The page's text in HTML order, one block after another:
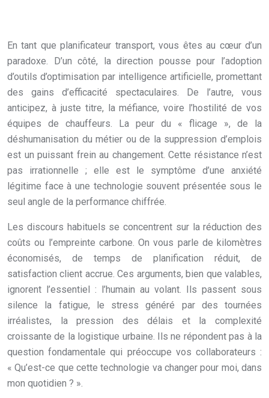
En tant que planificateur transport, vous êtes au cœur d’un
paradoxe. D’un côté, la direction pousse pour l’adoption
d’outils d’optimisation par intelligence artificielle, promettant
des gains d’efficacité spectaculaires. De l’autre, vous
anticipez, à juste titre, la méfiance, voire l’hostilité de vos
équipes de chauffeurs. La peur du « flicage », de la
déshumanisation du métier ou de la suppression d’emplois
est un puissant frein au changement. Cette résistance n’est
pas irrationnelle ; elle est le symptôme d’une anxiété
légitime face à une technologie souvent présentée sous le
seul angle de la performance chiffrée.
Les discours habituels se concentrent sur la réduction des
coûts ou l’empreinte carbone. On vous parle de kilomètres
économisés, de temps de planification réduit, de
satisfaction client accrue. Ces arguments, bien que valables,
ignorent l’essentiel : l’humain au volant. Ils passent sous
silence la fatigue, le stress généré par des tournées
irréalistes, la pression des délais et la complexité
croissante de la logistique urbaine. Ils ne répondent pas à la
question fondamentale qui préoccupe vos collaborateurs :
« Qu’est-ce que cette technologie va changer pour moi, dans
mon quotidien ? ».